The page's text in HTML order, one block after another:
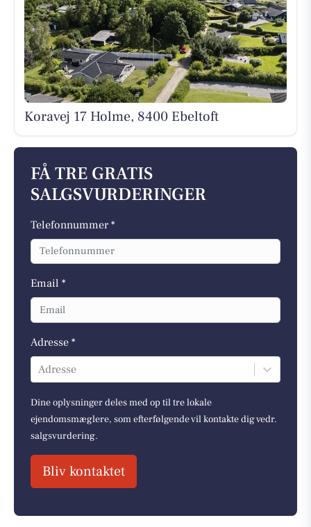
Koravej 17 Holme, 8400 Ebeltoft
FÅ TRE GRATIS
SALGSVURDERINGER
Telefonnummer *
Email *
Adresse *
Adresse
Dine oplysninger deles med op til tre lokale
ejendomsmæglere, som efterfølgende vil kontakte dig vedr.
salgsvurdering.
Bliv kontaktet